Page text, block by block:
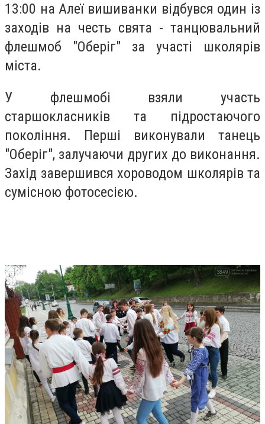
13:00 на Алеї вишиванки відбувся один із
заходів на честь свята - танцювальний
флешмоб "Оберіг" за участі школярів
міста.
У флешмобі взяли участь
старшокласників та підростаючого
покоління. Перші виконували танець
"Оберіг", залучаючи других до виконання.
Захід завершився хороводом школярів та
сумісною фотосесією.